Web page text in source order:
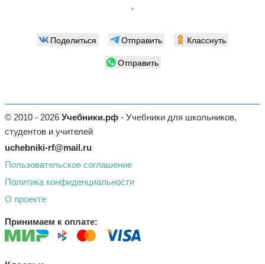
Поделиться Отправить
Класснуть
Отправить
© 2010 - 2026 Учебники.рф - Учебники для школьников,
студентов и учителей
uchebniki-rf@mail.ru
Пользовательское соглашение
Политика конфиденциальности
О проекте
Принимаем к оплате: